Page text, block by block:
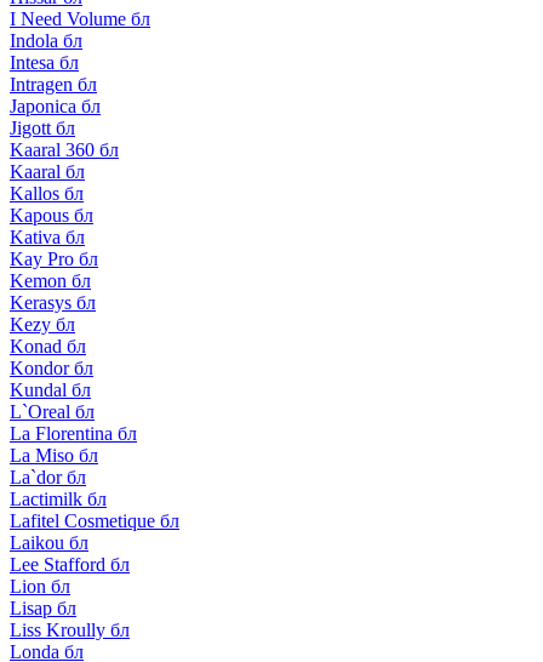
I Need Volume бл
Indola бл
Intesa бл
Intragen бл
Japonica бл
Jigott бл
Kaaral 360 бл
Kaaral бл
Kallos бл
Kapous бл
Kativa бл
Kay Pro бл
Kemon бл
Kerasys бл
Kezy бл
Konad бл
Kondor бл
Kundal бл
L`Oreal бл
La Florentina бл
La Miso бл
La`dor бл
Lactimilk бл
Lafitel Cosmetique бл
Laikou бл
Lee Stafford бл
Lion бл
Lisap бл
Liss Kroully бл
Londa бл